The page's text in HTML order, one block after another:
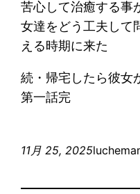
苦心して治癒する事
女達をどう工夫して
える時期に来た
続・帰宅したら彼
第一話完
11月 25, 2025